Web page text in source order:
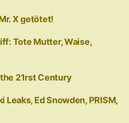
X getötet!
Tote Mutter, Waise,
21rst Century
Leaks, Ed Snowden, PRISM,